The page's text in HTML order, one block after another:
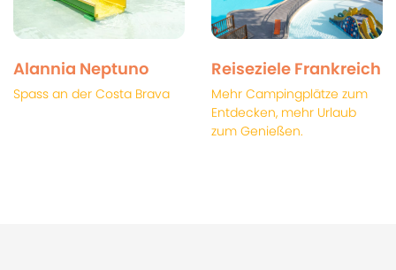
Alannia Neptuno
Spass an der Costa Brava
Reiseziele Frankreich
Mehr Campingplätze zum
Entdecken, mehr Urlaub
zum Genießen.